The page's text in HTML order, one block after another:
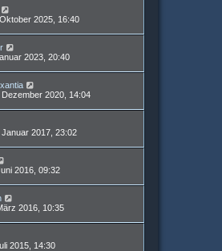
2025, 16:40
2023, 20:40
2020, 14:04
2017, 23:02
2016, 09:32
2016, 10:35
2015, 14:30